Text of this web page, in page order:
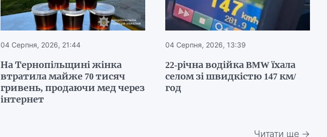
04 Серпня, 2026, 21:44
На Тернопільщині жінка
втратила майже 70 тисяч
гривень, продаючи мед через
інтернет
04 Серпня, 2026, 13:39
22-річна водійка BMW їхала
селом зі швидкістю 147 км/
год
Читати ще →